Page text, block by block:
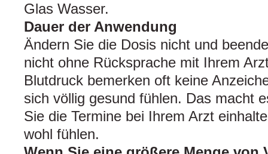
Glas Wasser.
Dauer der Anwendung
Ändern Sie die Dosis nicht und
nicht ohne Rücksprache mit Ihrem
Blutdruck bemerken oft keine
sich völlig gesund fühlen. Das macht
Sie die Termine bei Ihrem Arzt
wohl fühlen.